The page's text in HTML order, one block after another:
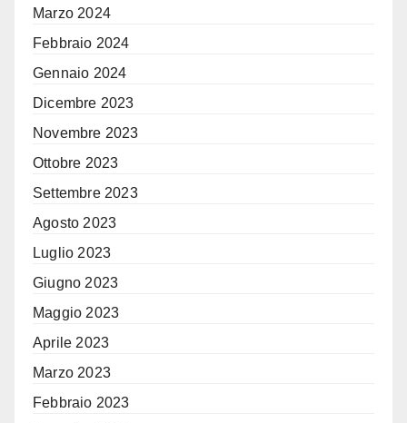
Marzo 2024
Febbraio 2024
Gennaio 2024
Dicembre 2023
Novembre 2023
Ottobre 2023
Settembre 2023
Agosto 2023
Luglio 2023
Giugno 2023
Maggio 2023
Aprile 2023
Marzo 2023
Febbraio 2023